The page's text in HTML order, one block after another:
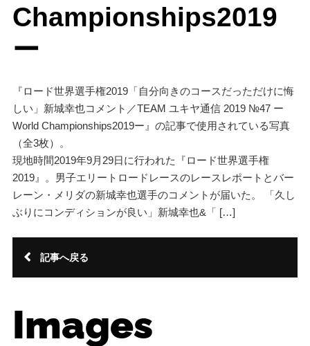
Championships2019
ー
『ロード世界選手権2019「自分向きのコースだっただけに悔
しい」新城幸也コメント／TEAM ユキヤ通信 2019 №47 ー
World Championships2019ー』の記事で使用されている写真
（全3枚）。
現地時間2019年9月29日に行われた『ロード世界選手権
2019』。男子エリートロードレースのレースレポートとバー
レーン・メリダの新城幸也選手のコメントが届いた。 「久し
ぶりにコンディションが良い」新城幸也&「 […]
記事へ戻る
Images